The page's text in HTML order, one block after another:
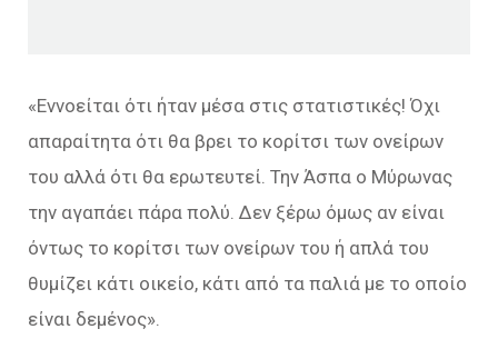
«Εννοείται ότι ήταν μέσα στις στατιστικές! Όχι
απαραίτητα ότι θα βρει το κορίτσι των ονείρων
του αλλά ότι θα ερωτευτεί. Την Άσπα ο Μύρωνας
την αγαπάει πάρα πολύ. Δεν ξέρω όμως αν είναι
όντως το κορίτσι των ονείρων του ή απλά του
θυμίζει κάτι οικείο, κάτι από τα παλιά με το οποίο
είναι δεμένος».